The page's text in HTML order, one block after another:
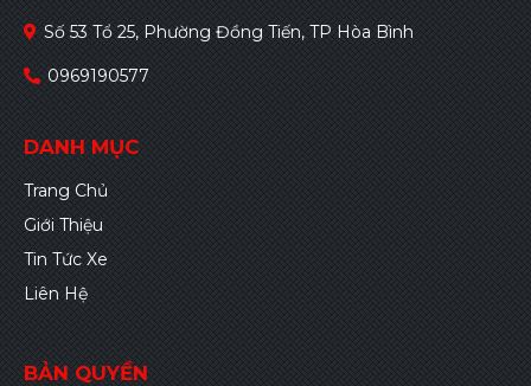
Số 53 Tổ 25, Phường Đồng Tiến, TP Hòa Bình
0969190577
DANH MỤC
Trang Chủ
Giới Thiệu
Tin Tức Xe
Liên Hệ
BẢN QUYỀN